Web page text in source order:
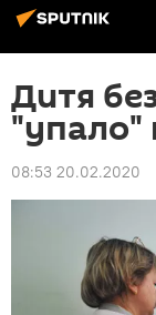
Дитя
"упало"
08:53 20.02.2020